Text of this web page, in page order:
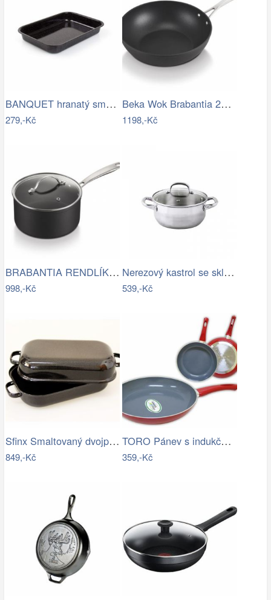
BANQUET hranatý smaltovaný 42cm
279,-Kč
Beka Wok Brabantia 28 cm, chrom
1198,-Kč
BRABANTIA RENDLÍK S POKLICÍ CHROME 18CM…
998,-Kč
Nerezový kastrol se skleněnou poklicí…
539,-Kč
Sfinx Smaltovaný dvojpekáč, 30 cm, 30 cm
849,-Kč
TORO Pánev s indukčním dnem, průměr 28…
359,-Kč